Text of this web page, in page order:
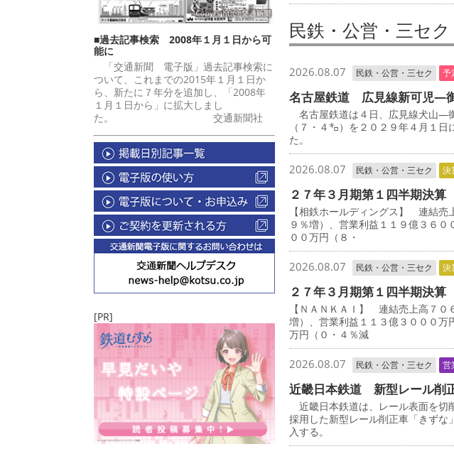
■過去記事検索 2008年１月１日から可
能に
「交通新聞 電子版」過去記事検索に
ついて、これまでの2015年１月１日か
ら、新たに７年分を追加し、「2008年
１月１日から」に拡大しまし
た。 交通新聞社
[PR]
民鉄・公営・三セク
2026.08.07 民鉄・公営・三セク 予
名古屋鉄道 広見線新可児―
名古屋鉄道は４日、広見線犬山―
（７・４㌔）を２０２９年４月１
た。
2026.08.07 民鉄・公営・三セク 決
２７年３月期第１四半期決
【相鉄ホールディングス】 連結売
９％増）、営業利益１１９億３６
００万円（８・
2026.08.07 民鉄・公営・三セク 決
２７年３月期第１四半期決
【ＮＡＮＫＡＩ】 連結売上高７０
増）、営業利益１１３億３０００万
万円（０・４％減
2026.08.07 民鉄・公営・三セク 営
近畿日本鉄道 新型レール削
近畿日本鉄道は、レール表面を切
採用した新型レール削正車「きずな
入する。